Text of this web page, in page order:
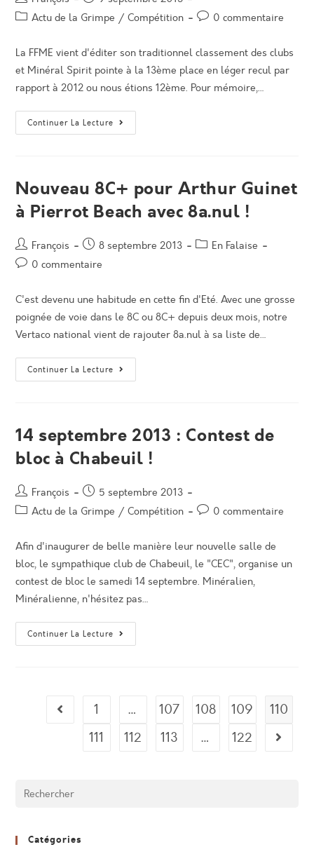
de
published:
PostActu de la Grimpe / Compétition
Post0 commentaire
La FFME vient d'éditer son traditionnel classement des clubs
et Minéral Spirit pointe à la 13ème place en léger recul par
rapport à 2012 ou nous étions 12ème. Pour mémoire,…
Continuer La Lecture Minéral
Spirit
Et
1er
Club
Drôme
Ardèchois
Nouveau 8C+ pour Arthur Guinet
à Pierrot Beach avec 8a.nul !
Auteur/autrice
de
François
Post
published:
8 septembre 2013
PostEn Falaise
Post0 commentaire
C'est devenu une habitude en cette fin d'Eté. Avec une grosse
poignée de voie dans le 8C ou 8C+ depuis deux mois, notre
Vertaco national vient de rajouter 8a.nul à sa liste de…
Continuer La Lecture Nouveau
8C+
Pierrot
Beach
8a.nul
!
14 septembre 2013 : Contest de
bloc à Chabeuil !
Auteur/autrice
de
François
Post
published:
5 septembre 2013
PostActu de la Grimpe / Compétition
Post0 commentaire
Afin d'inaugurer de belle manière leur nouvelle salle de
bloc, le sympathique club de Chabeuil, le "CEC", organise un
contest de bloc le samedi 14 septembre. Minéralien,
Minéralienne, n'hésitez pas…
Continuer La Lecture 14
Septembre
Chabeuil
Go to the previous page
1 … 107 108 109
110
111
112 113 … 122 Aller à
Catégories